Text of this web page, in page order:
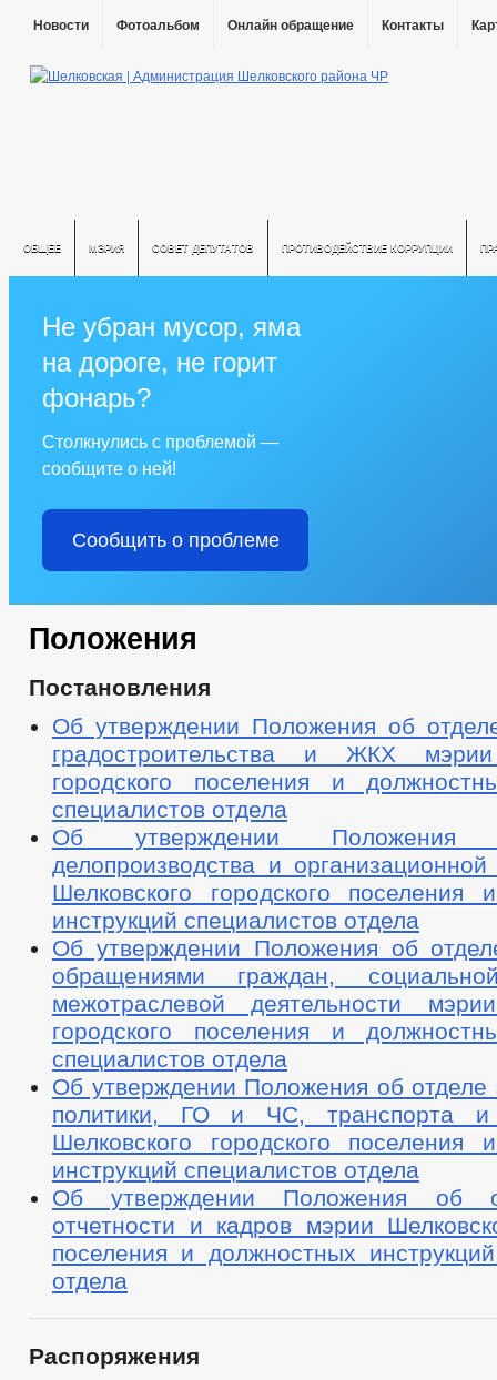
Новости Фотоальбом Онлайн обращение Контакты
ОБЩЕЕ МЭРИЯ СОВЕТ ДЕПУТАТОВ ПРОТИВОДЕЙСТВИЕ КОРРУПЦИИ
Не убран мусор, яма
на дороге, не горит
фонарь?
Столкнулись с проблемой —
сообщите о ней!
Сообщить о проблеме
Положения
Постановления
Об утверждении Положения об
градостроительства и ЖКХ мэрии
городского поселения и
специалистов отдела
Об утверждении
делопроизводства и
Шелковского городского поселения
инструкций специалистов отдела
Об утверждении Положения об
обращениями граждан,
межотраслевой деятельности
городского поселения и
специалистов отдела
Об утверждении Положения об отделе
политики, ГО и ЧС, транспорта и
Шелковского городского поселения
инструкций специалистов отдела
Об утверждении Положения об
отчетности и кадров мэрии
поселения и должностных
отдела
Распоряжения